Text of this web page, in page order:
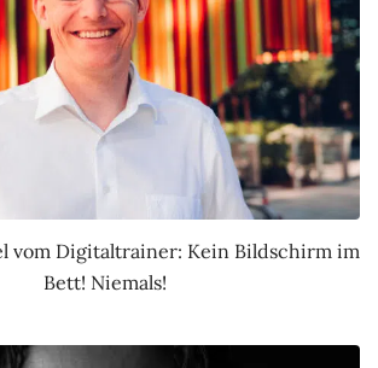
vom Digitaltrainer: Kein Bildschirm im
Bett! Niemals!